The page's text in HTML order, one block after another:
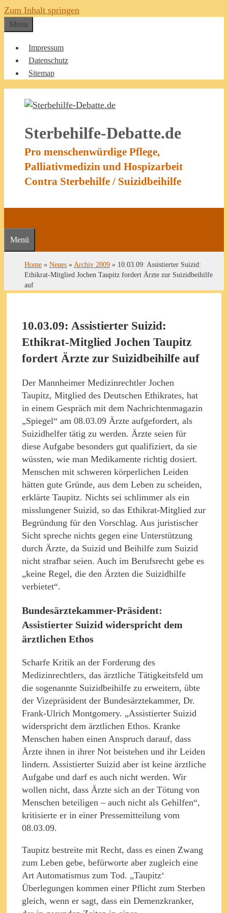
Zum Inhalt springen
Menu
Impressum
Datenschutz
Sitemap
Sterbehilfe-Debatte.de
Pro menschenwürdige Pflege,
Palliativmedizin und Hospizarbeit
Contra Sterbehilfe / Suizidbeihilfe
Menü
Home » Neues » Archiv 2009 » 10.03.09: Assistierter Suizid:
Ethikrat-Mitglied Jochen Taupitz fordert Ärzte zur Suizidbeihilfe
auf
10.03.09: Assistierter Suizid:
Ethikrat-Mitglied Jochen Taupitz
fordert Ärzte zur Suizidbeihilfe auf
Der Mannheimer Medizinrechtler Jochen
Taupitz, Mitglied des Deutschen Ethikrates, hat
in einem Gespräch mit dem Nachrichtenmagazin
„Spiegel“ am 08.03.09 Ärzte aufgefordert, als
Suizidhelfer tätig zu werden. Ärzte seien für
diese Aufgabe besonders gut qualifiziert, da sie
wüssten, wie man Medikamente richtig dosiert.
Menschen mit schweren körperlichen Leiden
hätten gute Gründe, aus dem Leben zu scheiden,
erklärte Taupitz. Nichts sei schlimmer als ein
misslungener Suizid, so das Ethikrat-Mitglied zur
Begründung für den Vorschlag. Aus juristischer
Sicht spreche nichts gegen eine Unterstützung
durch Ärzte, da Suizid und Beihilfe zum Suizid
nicht strafbar seien. Auch im Berufsrecht gebe es
„keine Regel, die den Ärzten die Suizidhilfe
verbietet“.
Bundesärztekammer-Präsident:
Assistierter Suizid widerspricht dem
ärztlichen Ethos
Scharfe Kritik an der Forderung des
Medizinrechtlers, das ärztliche Tätigkeitsfeld um
die sogenannte Suizidbeihilfe zu erweitern, übte
der Vizepräsident der Bundesärztekammer, Dr.
Frank-Ulrich Montgomery. „Assistierter Suizid
widerspricht dem ärztlichen Ethos. Kranke
Menschen haben einen Anspruch darauf, dass
Ärzte ihnen in ihrer Not beistehen und ihr Leiden
lindern. Assistierter Suizid aber ist keine ärztliche
Aufgabe und darf es auch nicht werden. Wir
wollen nicht, dass Ärzte sich an der Tötung von
Menschen beteiligen – auch nicht als Gehilfen“,
kritisierte er in einer Pressemitteilung vom
08.03.09.
Taupitz bestreite mit Recht, dass es einen Zwang
zum Leben gebe, befürworte aber zugleich eine
Art Automatismus zum Tod. „Taupitz‘
Überlegungen kommen einer Pflicht zum Sterben
gleich, wenn er sagt, dass ein Demenzkranker,